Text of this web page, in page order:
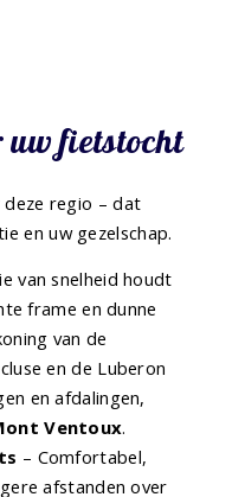
uw fietstocht
regio – dat
en uw gezelschap.
van snelheid houdt
frame en dunne
van de
en de Luberon
en afdalingen,
Ventoux.
– Comfortabel,
afstanden over